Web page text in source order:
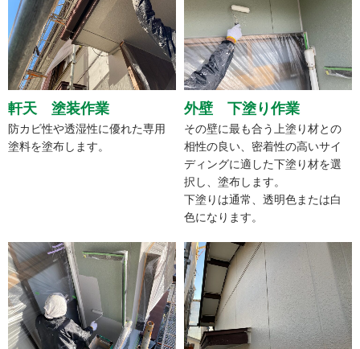
軒天 塗装作業
防カビ性や透湿性に優れた専用
塗料を塗布します。
外壁 下塗り作業
その壁に最も合う上塗り材との
相性の良い、密着性の高いサイ
ディングに適した下塗り材を選
択し、塗布します。
下塗りは通常、透明色または白
色になります。